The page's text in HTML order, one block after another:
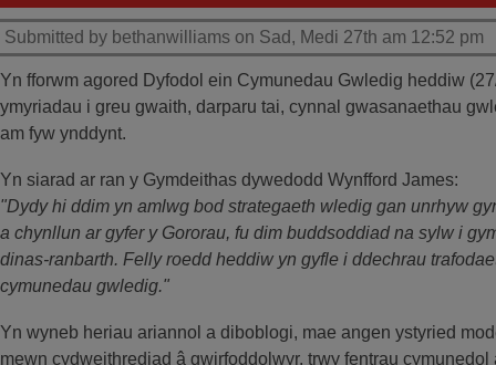
Submitted by bethanwilliams on Sad, Medi 27th am 12:52 pm
Yn fforwm agored Dyfodol ein Cymunedau Gwledig heddiw
ymyriadau i greu gwaith, darparu tai, cynnal gwasanaethau
am fyw ynddynt.
Yn siarad ar ran y Gymdeithas dywedodd Wynfford James:
"Dydy hi ddim yn amlwg bod strategaeth wledig gan unrhyw
a chynllun ar gyfer y Gororau, fu dim buddsoddiad na sylw i
dinas-ranbarth. Felly roedd heddiw yn gyfle i ddechrau
cymunedau gwledig."
Yn wyneb heriau ariannol a diboblogi, mae angen ystyried
mewn cydweithrediad â gwirfoddolwyr, trwy fentrau